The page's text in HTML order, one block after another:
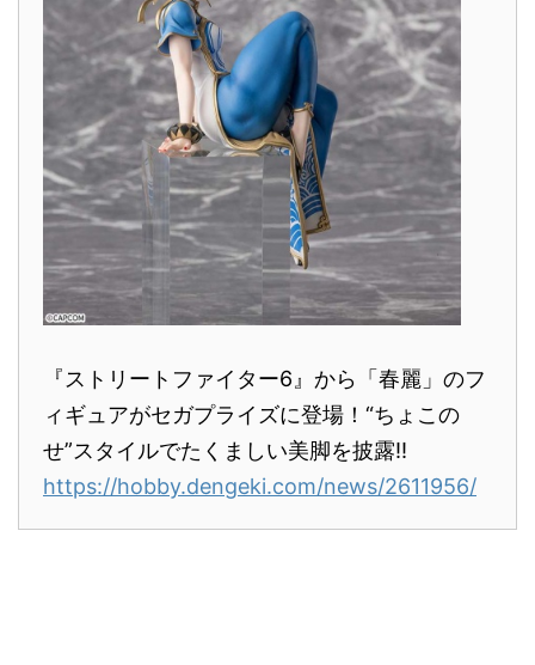
『ストリートファイター6』から「春麗」のフ
ィギュアがセガプライズに登場！“ちょこの
せ”スタイルでたくましい美脚を披露!!
https://hobby.dengeki.com/news/2611956/